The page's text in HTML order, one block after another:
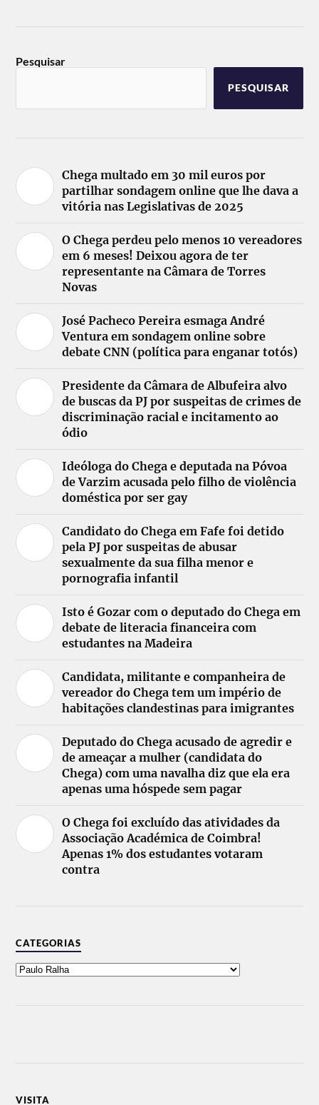
Pesquisar
PESQUISAR
Chega multado em 30 mil euros por
partilhar sondagem online que lhe dava a
vitória nas Legislativas de 2025
O Chega perdeu pelo menos 10 vereadores
em 6 meses! Deixou agora de ter
representante na Câmara de Torres
Novas
José Pacheco Pereira esmaga André
Ventura em sondagem online sobre
debate CNN (política para enganar totós)
Presidente da Câmara de Albufeira alvo
de buscas da PJ por suspeitas de crimes de
discriminação racial e incitamento ao
ódio
Ideóloga do Chega e deputada na Póvoa
de Varzim acusada pelo filho de violência
doméstica por ser gay
Candidato do Chega em Fafe foi detido
pela PJ por suspeitas de abusar
sexualmente da sua filha menor e
pornografia infantil
Isto é Gozar com o deputado do Chega em
debate de literacia financeira com
estudantes na Madeira
Candidata, militante e companheira de
vereador do Chega tem um império de
habitações clandestinas para imigrantes
Deputado do Chega acusado de agredir e
de ameaçar a mulher (candidata do
Chega) com uma navalha diz que ela era
apenas uma hóspede sem pagar
O Chega foi excluído das atividades da
Associação Académica de Coimbra!
Apenas 1% dos estudantes votaram
contra
CATEGORIAS
VISITA